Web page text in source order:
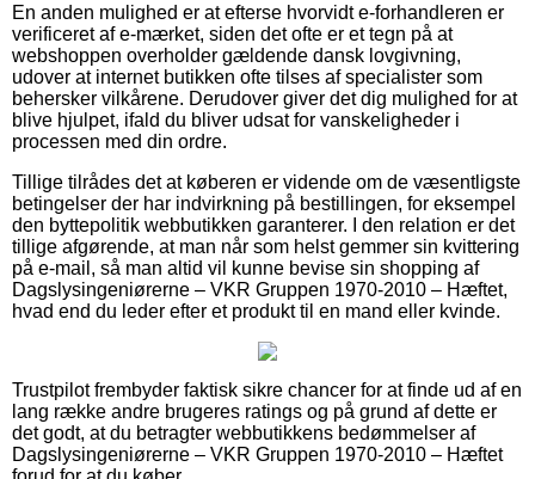
En anden mulighed er at efterse hvorvidt e-forhandleren er
verificeret af e-mærket, siden det ofte er et tegn på at
webshoppen overholder gældende dansk lovgivning,
udover at internet butikken ofte tilses af specialister som
behersker vilkårene. Derudover giver det dig mulighed for at
blive hjulpet, ifald du bliver udsat for vanskeligheder i
processen med din ordre.
Tillige tilrådes det at køberen er vidende om de væsentligste
betingelser der har indvirkning på bestillingen, for eksempel
den byttepolitik webbutikken garanterer. I den relation er det
tillige afgørende, at man når som helst gemmer sin kvittering
på e-mail, så man altid vil kunne bevise sin shopping af
Dagslysingeniørerne – VKR Gruppen 1970-2010 – Hæftet,
hvad end du leder efter et produkt til en mand eller kvinde.
Trustpilot frembyder faktisk sikre chancer for at finde ud af en
lang række andre brugeres ratings og på grund af dette er
det godt, at du betragter webbutikkens bedømmelser af
Dagslysingeniørerne – VKR Gruppen 1970-2010 – Hæftet